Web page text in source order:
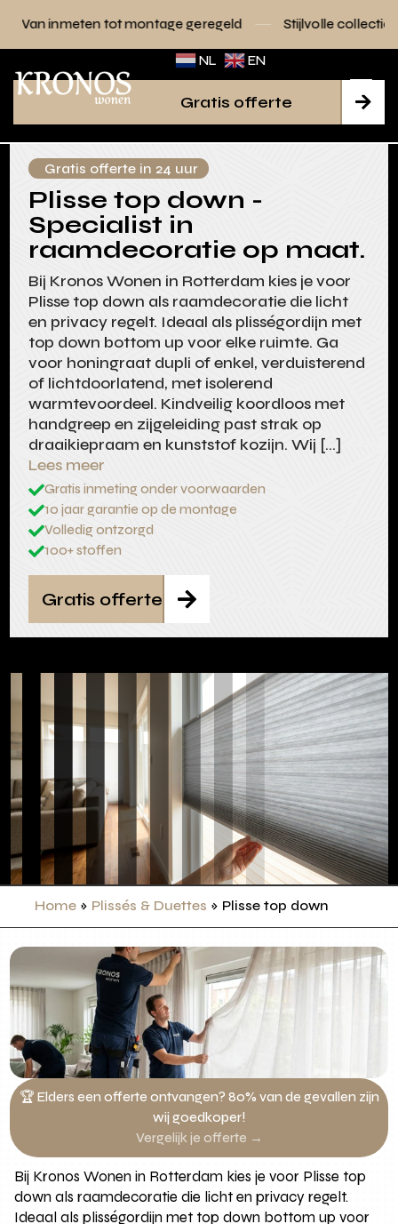
montage geregeld Stijlvolle collecties voor elk
NL EN

Gratis offerte
Gratis offerte in 24 uur
Plisse top down -
Specialist in
raamdecoratie op maat.
Bij Kronos Wonen in Rotterdam kies je voor
Plisse top down als raamdecoratie die licht
en privacy regelt. Ideaal als plisségordijn met
top down bottom up voor elke ruimte. Ga
voor honingraat dupli of enkel, verduisterend
of lichtdoorlatend, met isolerend
warmtevoordeel. Kindveilig koordloos met
handgreep en zijgeleiding past strak op
draaikiepraam en kunststof kozijn. Wij […]
Lees meer
Gratis inmeting onder voorwaarden
10 jaar garantie op de montage
Volledig ontzorgd
100+ stoffen

Gratis offerte
Home» Plissés & Duettes » Plisse top down
🏆 Elders een offerte ontvangen? 80% van de gevallen zijn
wij goedkoper!
Vergelijk je offerte →
Bij Kronos Wonen in Rotterdam kies je voor Plisse top
down als raamdecoratie die licht en privacy regelt.
Ideaal als plisségordijn met top down bottom up voor